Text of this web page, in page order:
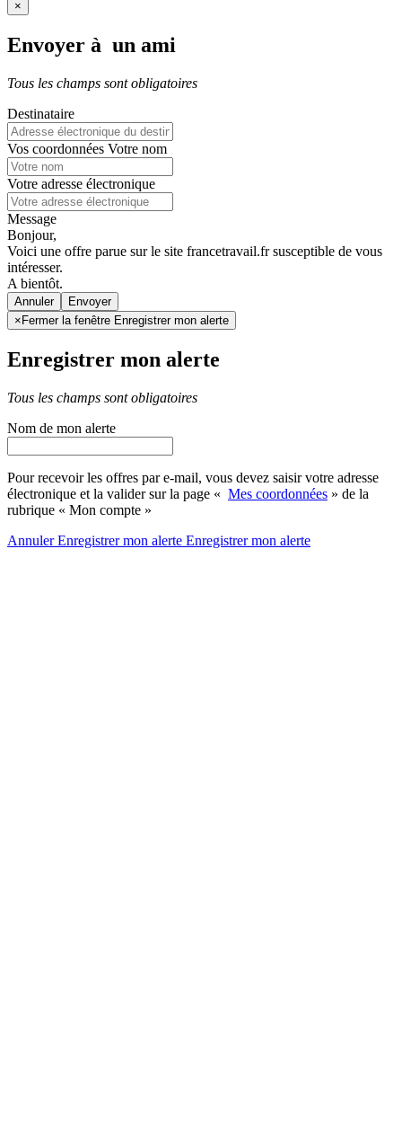
×
Envoyer à un ami
Tous les champs sont obligatoires
Destinataire
Vos coordonnées Votre nom
Votre adresse électronique
Message
Bonjour,
Voici une offre parue sur le site francetravail.fr susceptible de vous
intéresser.
A bientôt.
Annuler
× Fermer la fenêtre Enregistrer mon alerte
Enregistrer mon alerte
Tous les champs sont obligatoires
Nom de mon alerte
Pour recevoir les offres par e-mail, vous devez saisir votre adresse
électronique et la valider sur la page « Mes coordonnées » de la
rubrique « Mon compte »
AnnulerEnregistrer mon alerte Enregistrermon alerte